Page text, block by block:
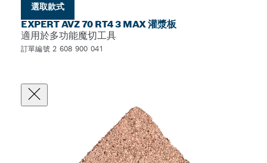
選取款式
EXPERT AVZ 70 RT4 3 MAX 灌漿板
適用於多功能魔切工具
訂單編號 2 608 900 041